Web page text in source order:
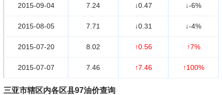
2015-09-04 7.24 ↓0.47 ↓-6%
2015-08-05 7.71 ↓0.31 ↓-4%
2015-07-20 8.02 ↑0.56 ↑7%
2015-07-07 7.46 ↑7.46 ↑100%
三亚市辖区内各区县97油价查询